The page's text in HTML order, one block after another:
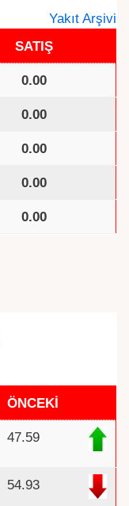
Yakıt Arşivi
SATIŞ
0.00
0.00
0.00
0.00
0.00
ÖNCEKİ
47.59
54.93